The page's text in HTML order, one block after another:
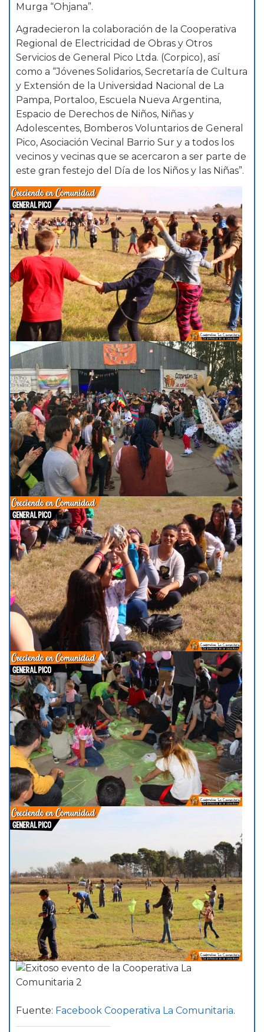
Murga “Ohjana”.
Agradecieron la colaboración de la Cooperativa
Regional de Electricidad de Obras y Otros
Servicios de General Pico Ltda. (Corpico), así
como a “Jóvenes Solidarios, Secretaría de Cultura
y Extensión de la Universidad Nacional de La
Pampa, Portaloo, Escuela Nueva Argentina,
Espacio de Derechos de Niños, Niñas y
Adolescentes, Bomberos Voluntarios de General
Pico, Asociación Vecinal Barrio Sur y a todos los
vecinos y vecinas que se acercaron a ser parte de
este gran festejo del Día de los Niños y las Niñas”.
Fuente: Facebook Cooperativa La Comunitaria.